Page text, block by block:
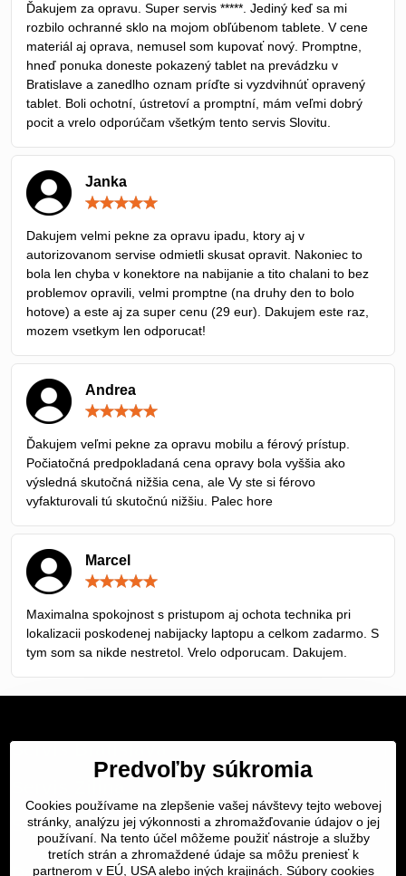
5
Ďakujem za opravu. Super servis *****. Jediný keď sa mi
rozbilo ochranné sklo na mojom obľúbenom tablete. V cene
materiál aj oprava, nemusel som kupovať nový. Promptne,
hneď ponuka doneste pokazený tablet na prevádzku v
Bratislave a zanedlho oznam príďte si vyzdvihnúť opravený
tablet. Boli ochotní, ústretoví a promptní, mám veľmi dobrý
pocit a vrelo odporúčam všetkým tento servis Slovitu.
Janka
5
Dakujem velmi pekne za opravu ipadu, ktory aj v
autorizovanom servise odmietli skusat opravit. Nakoniec to
bola len chyba v konektore na nabijanie a tito chalani to bez
problemov opravili, velmi promptne (na druhy den to bolo
hotove) a este aj za super cenu (29 eur). Dakujem este raz,
mozem vsetkym len odporucat!
Andrea
5
Ďakujem veľmi pekne za opravu mobilu a férový prístup.
Počiatočná predpokladaná cena opravy bola vyššia ako
výsledná skutočná nižšia cena, ale Vy ste si férovo
vyfakturovali tú skutočnú nižšiu. Palec hore
Marcel
5
Maximalna spokojnost s pristupom aj ochota technika pri
lokalizacii poskodenej nabijacky laptopu a celkom zadarmo. S
tym som sa nikde nestretol. Vrelo odporucam. Dakujem.
Servis Bratislava
Servis Košice
Predvoľby súkromia
Cookies používame na zlepšenie vašej návštevy tejto webovej
stránky, analýzu jej výkonnosti a zhromažďovanie údajov o jej
používaní. Na tento účel môžeme použiť nástroje a služby
tretích strán a zhromaždené údaje sa môžu preniesť k
partnerom v EÚ, USA alebo iných krajinách. Súbory cookies